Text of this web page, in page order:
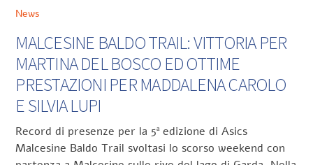
News
MALCESINE BALDO TRAIL: VITTORIA PER
MARTINA DEL BOSCO ED OTTIME
PRESTAZIONI PER MADDALENA CAROLO
E SILVIA LUPI
Record di presenze per la 5ª edizione di Asics
Malcesine Baldo Trail svoltasi lo scorso weekend con